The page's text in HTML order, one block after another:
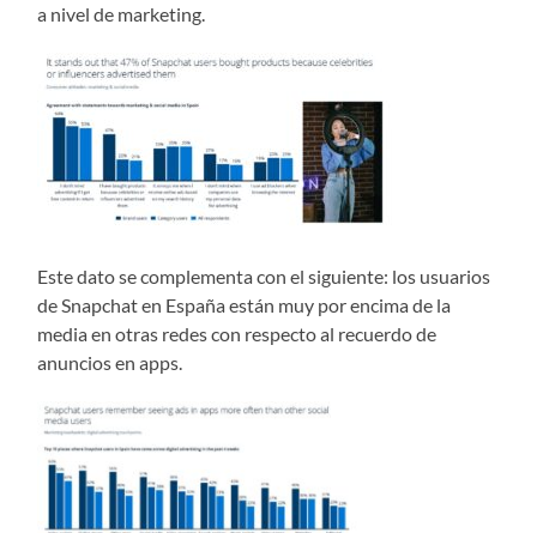
a nivel de marketing.
Este dato se complementa con el siguiente: los usuarios
de Snapchat en España están muy por encima de la
media en otras redes con respecto al recuerdo de
anuncios en apps.